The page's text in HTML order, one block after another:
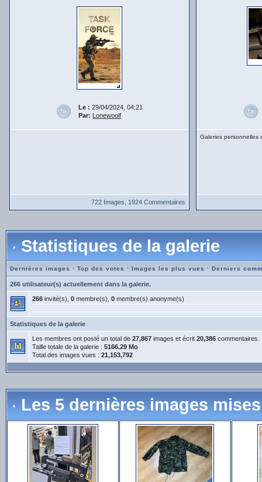
Le : 29/04/2024, 04:21
Par: Lonewoolf
722 Images, 1924 Commentaires
Galeries personnelles
Statistiques de la galerie
Dernières images · Top des votes · Images les plus vues · Derniers
266 utilisateur(s) actuellement dans la galerie.
266invité(s), 0membre(s), 0membre(s) anonyme(s)
Statistiques de la galerie
Les membres ont posté un total de 27,867images et écrit 20,386commentaires.
Taille totale de la galerie : 5166.29 Mo
Total des images vues : 21,153,792
Les 5 dernières images